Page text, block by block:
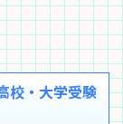
校・大学受験